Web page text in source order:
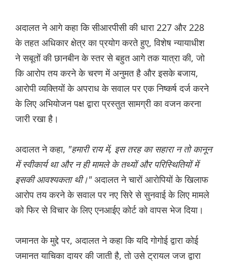
अदालत ने आगे कहा कि सीआरपीसी की धारा 227 और 228
के तहत अधिकार क्षेत्र का प्रयोग करते हुए, विशेष न्यायाधीश
ने सबूतों की छानबीन के स्तर से बहुत आगे तक यात्रा की, जो
कि आरोप तय करने के चरण में अनुमत है और इसके बजाय,
आरोपी व्यक्तियों के अपराध के सवाल पर एक निष्कर्ष दर्ज करने
के लिए अभियोजन पक्ष द्वारा प्रस्तुत सामग्री का वजन करना
जारी रखा है।
अदालत ने कहा, "हमारी राय में, इस तरह का सहारा न तो कानून
में स्वीकार्य था और न ही मामले के तथ्यों और परिस्थितियों में
इसकी आवश्यकता थी।"अदालत ने चारों आरोपियों के खिलाफ
आरोप तय करने के सवाल पर नए सिरे से सुनवाई के लिए मामले
को फिर से विचार के लिए एनआईए कोर्ट को वापस भेज दिया।
जमानत के मुद्दे पर, अदालत ने कहा कि यदि गोगोई द्वारा कोई
जमानत याचिका दायर की जाती है, तो उसे ट्रायल जज द्वारा